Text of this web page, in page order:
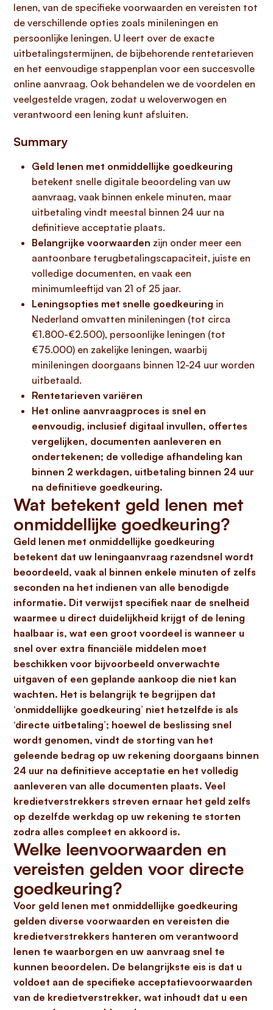
lenen, van de specifieke voorwaarden en vereisten tot
de verschillende opties zoals minileningen en
persoonlijke leningen. U leert over de exacte
uitbetalingstermijnen, de bijbehorende rentetarieven
en het eenvoudige stappenplan voor een succesvolle
online aanvraag. Ook behandelen we de voordelen en
veelgestelde vragen, zodat u weloverwogen en
verantwoord een lening kunt afsluiten.
Summary
Geld lenen met onmiddellijke goedkeuring
betekent snelle digitale beoordeling van uw
aanvraag, vaak binnen enkele minuten, maar
uitbetaling vindt meestal binnen 24 uur na
definitieve acceptatie plaats.
Belangrijke voorwaarden zijn onder meer een
aantoonbare terugbetalingscapaciteit, juiste en
volledige documenten, en vaak een
minimumleeftijd van 21 of 25 jaar.
Leningsopties met snelle goedkeuring in
Nederland omvatten minileningen (tot circa
€1.800-€2.500), persoonlijke leningen (tot
€75.000) en zakelijke leningen, waarbij
minileningen doorgaans binnen 12-24 uur worden
uitbetaald.
Rentetarieven variëren
Het online aanvraagproces is snel en
eenvoudig, inclusief digitaal invullen, offertes
vergelijken, documenten aanleveren en
ondertekenen; de volledige afhandeling kan
binnen 2 werkdagen, uitbetaling binnen 24 uur
na definitieve goedkeuring.
Wat betekent geld lenen met
onmiddellijke goedkeuring?
Geld lenen met onmiddellijke goedkeuring
betekent dat uw leningaanvraag razendsnel wordt
beoordeeld, vaak al binnen enkele minuten of zelfs
seconden na het indienen van alle benodigde
informatie. Dit verwijst specifiek naar de snelheid
waarmee u direct duidelijkheid krijgt of de lening
haalbaar is, wat een groot voordeel is wanneer u
snel over extra financiële middelen moet
beschikken voor bijvoorbeeld onverwachte
uitgaven of een geplande aankoop die niet kan
wachten. Het is belangrijk te begrijpen dat
‘onmiddellijke goedkeuring’ niet hetzelfde is als
‘directe uitbetaling’; hoewel de beslissing snel
wordt genomen, vindt de storting van het
geleende bedrag op uw rekening doorgaans binnen
24 uur na definitieve acceptatie en het volledig
aanleveren van alle documenten plaats. Veel
kredietverstrekkers streven ernaar het geld zelfs
op dezelfde werkdag op uw rekening te storten
zodra alles compleet en akkoord is.
Welke leenvoorwaarden en
vereisten gelden voor directe
goedkeuring?
Voor geld lenen met onmiddellijke goedkeuring
gelden diverse voorwaarden en vereisten die
kredietverstrekkers hanteren om verantwoord
lenen te waarborgen en uw aanvraag snel te
kunnen beoordelen. De belangrijkste eis is dat u
voldoet aan de specifieke acceptatievoorwaarden
van de kredietverstrekker, wat inhoudt dat u een